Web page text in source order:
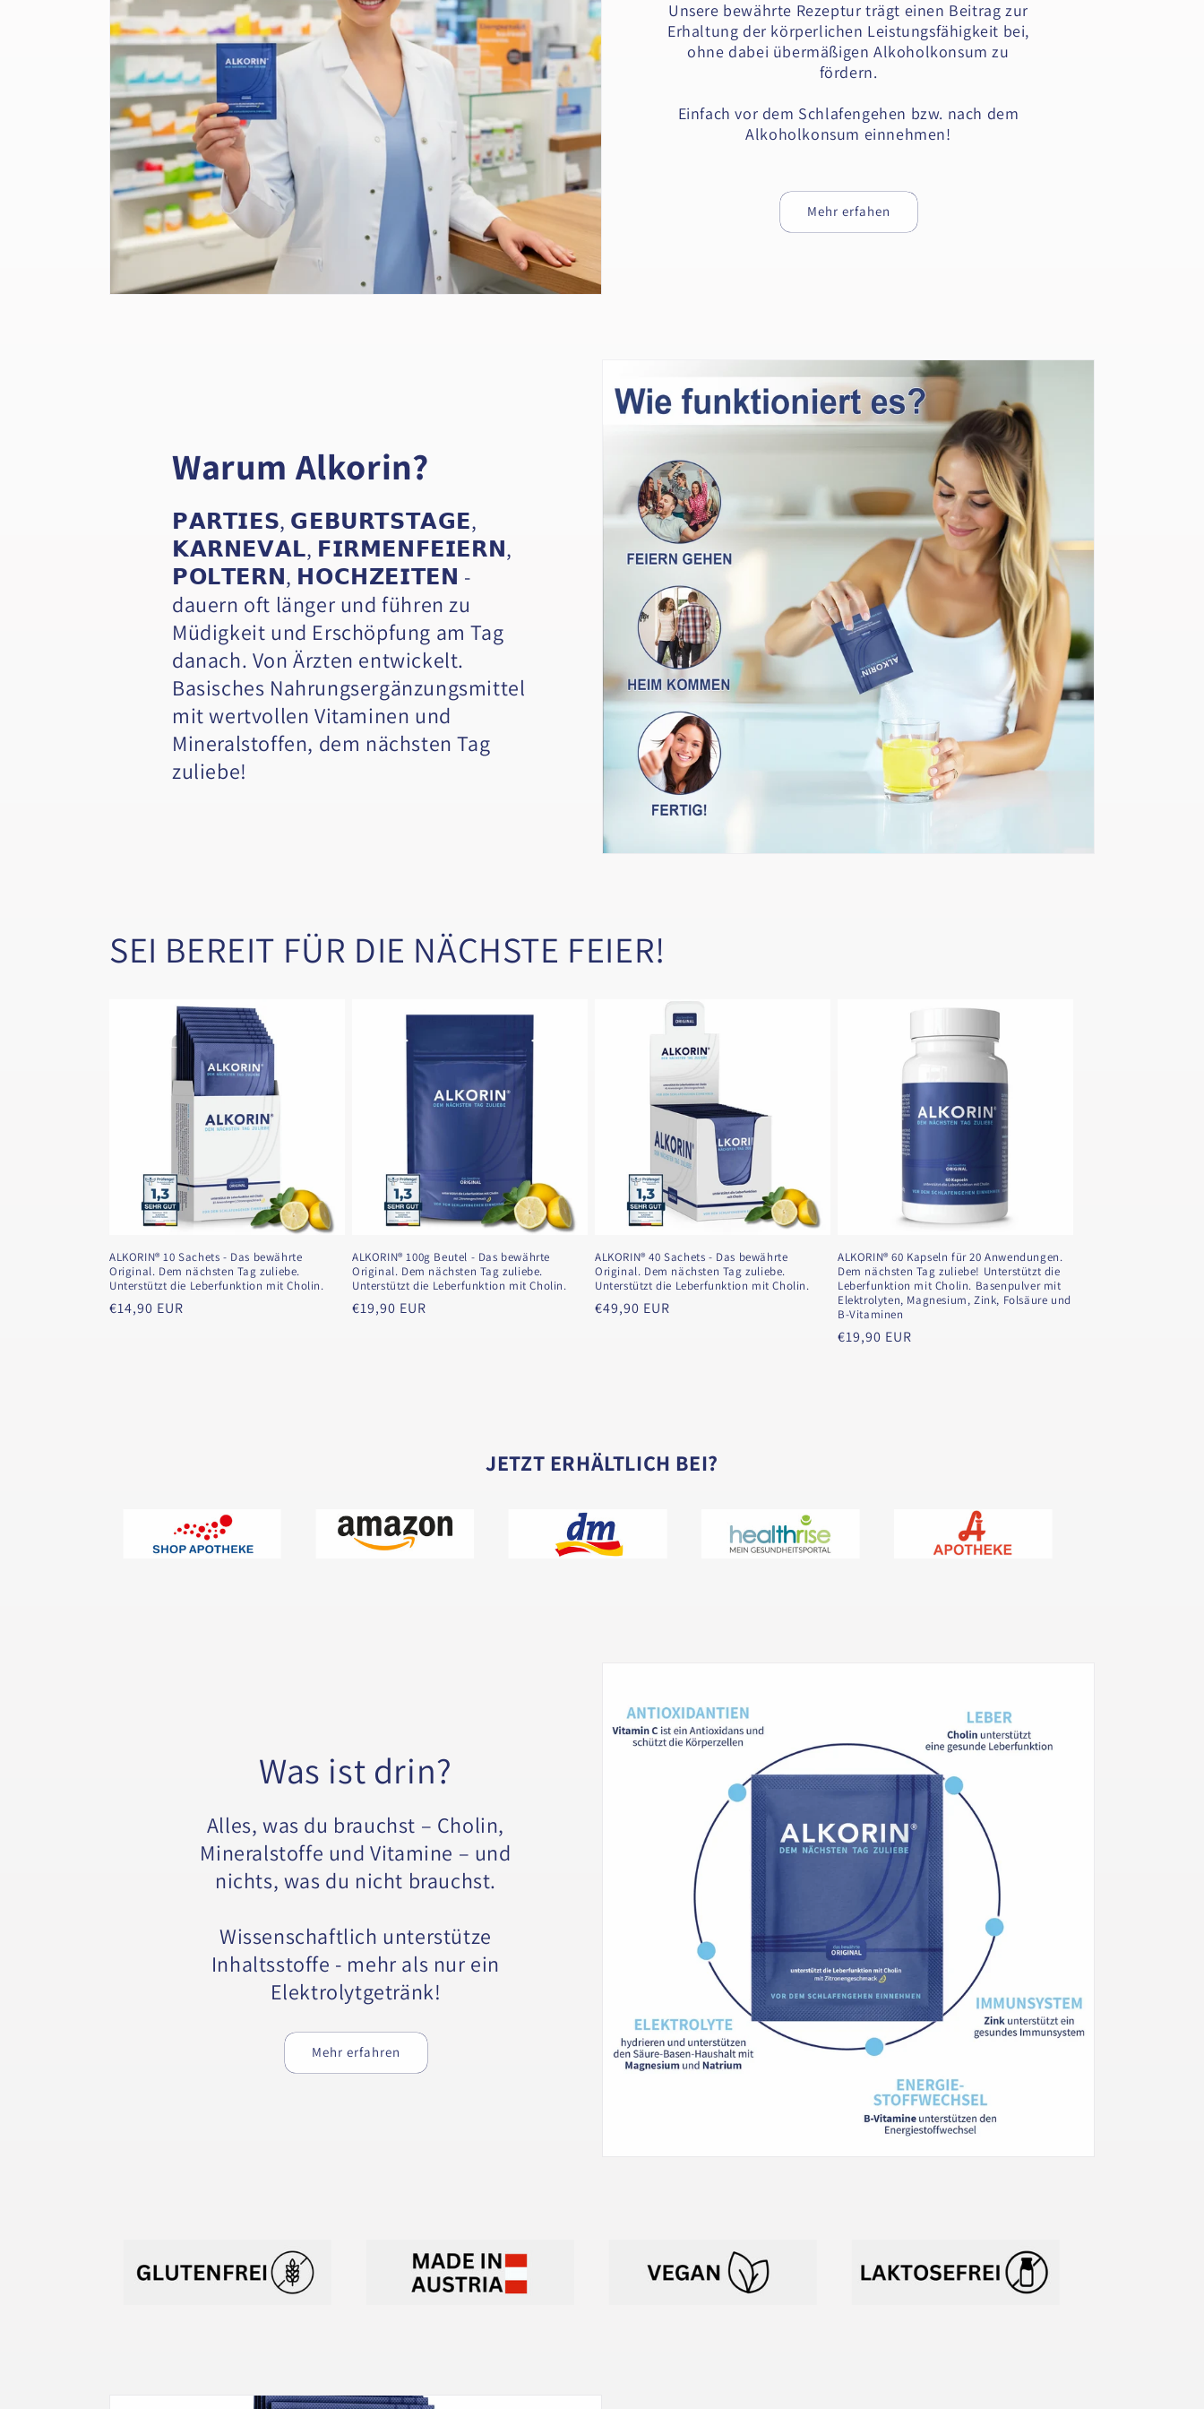
Unsere bewährte Rezeptur trägt einen Beitrag zur
Erhaltung der körperlichen Leistungsfähigkeit bei,
ohne dabei übermäßigen Alkoholkonsum zu
fördern.
Einfach vor dem Schlafengehen bzw. nach dem
Alkoholkonsum einnehmen!
Mehr erfahen
Warum Alkorin?
𝗣𝗔𝗥𝗧𝗜𝗘𝗦, 𝗚𝗘𝗕𝗨𝗥𝗧𝗦𝗧𝗔𝗚𝗘,
𝗞𝗔𝗥𝗡𝗘𝗩𝗔𝗟, 𝗙𝗜𝗥𝗠𝗘𝗡𝗙𝗘𝗜𝗘𝗥𝗡,
𝗣𝗢𝗟𝗧𝗘𝗥𝗡, 𝗛𝗢𝗖𝗛𝗭𝗘𝗜𝗧𝗘𝗡 -
dauern oft länger und führen zu
Müdigkeit und Erschöpfung am Tag
danach. Von Ärzten entwickelt.
Basisches Nahrungsergänzungsmittel
mit wertvollen Vitaminen und
Mineralstoffen, dem nächsten Tag
zuliebe!
SEI BEREIT FÜR DIE NÄCHSTE FEIER!
ALKORIN® 10 Sachets - Das bewährte
Original. Dem nächsten Tag zuliebe.
Unterstützt die Leberfunktion mit Cholin.
Normaler
€14,90 EUR
ALKORIN® 100g Beutel - Das bewährte
Original. Dem nächsten Tag zuliebe.
Unterstützt die Leberfunktion mit Cholin.
Normaler
€19,90 EUR
ALKORIN® 40 Sachets - Das bewährte
Original. Dem nächsten Tag zuliebe.
Unterstützt die Leberfunktion mit Cholin.
Normaler
€49,90 EUR
ALKORIN® 60 Kapseln für 20 Anwendungen.
Dem nächsten Tag zuliebe! Unterstützt die
Leberfunktion mit Cholin. Basenpulver mit
Elektrolyten, Magnesium, Zink, Folsäure und
B-Vitaminen
Normaler
€19,90 EUR
JETZT ERHÄLTLICH BEI?
Was ist drin?
Alles, was du brauchst – Cholin,
Mineralstoffe und Vitamine – und
nichts, was du nicht brauchst.
Wissenschaftlich unterstütze
Inhaltsstoffe - mehr als nur ein
Elektrolytgetränk!
Mehr erfahren